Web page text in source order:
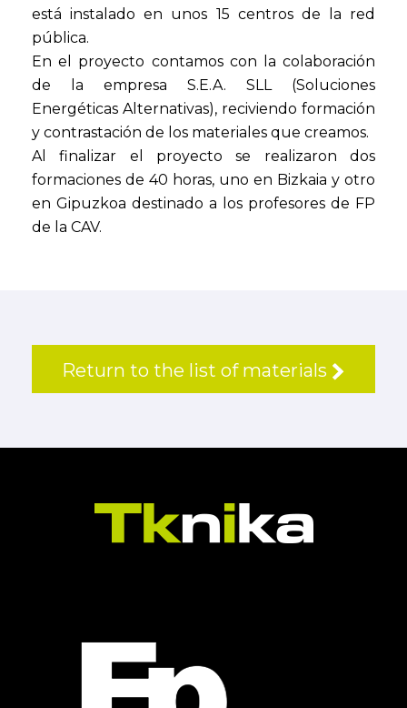
está instalado en unos 15 centros de la red
pública.
En el proyecto contamos con la colaboración
de la empresa S.E.A. SLL (Soluciones
Energéticas Alternativas), reciviendo formación
y contrastación de los materiales que creamos.
Al finalizar el proyecto se realizaron dos
formaciones de 40 horas, uno en Bizkaia y otro
en Gipuzkoa destinado a los profesores de FP
de la CAV.
Return to the list of materials